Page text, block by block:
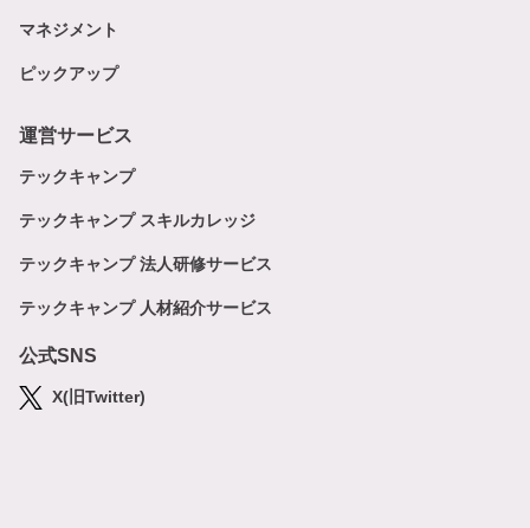
マネジメント
ピックアップ
運営サービス
テックキャンプ
テックキャンプ スキルカレッジ
テックキャンプ 法人研修サービス
テックキャンプ 人材紹介サービス
公式SNS
X(旧Twitter)